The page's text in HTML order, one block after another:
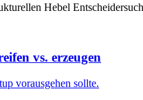
Hebel
vs. erzeugen
vorausgehen sollte.